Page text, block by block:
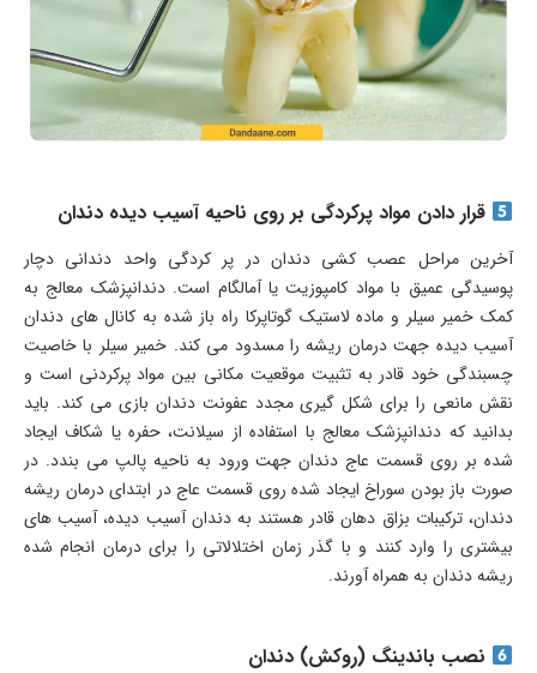
قرار دادن مواد پرکردگی بر روی ناحیه آسیب دیده دندان
آخرین مراحل عصب کشی دندان در پر کردگی واحد دندانی دچار
پوسیدگی عمیق با مواد کامپوزیت یا آمالگام است. دندانپزشک معالج به
کمک خمیر سیلر و ماده لاستیک گوتاپرکا راه باز شده به کانال های دندان
آسیب دیده جهت درمان ریشه را مسدود می کند. خمیر سیلر با خاصیت
چسبندگی خود قادر به تثبیت موقعیت مکانی بین مواد پرکردنی است و
نقش مانعی را برای شکل گیری مجدد عفونت دندان بازی می کند. باید
بدانید که دندانپزشک معالج با استفاده از سیلانت، حفره یا شکاف ایجاد
شده بر روی قسمت عاج دندان جهت ورود به ناحیه پالپ می بندد. در
صورت باز بودن سوراخ ایجاد شده روی قسمت عاج در ابتدای درمان ریشه
دندان، ترکیبات بزاق دهان قادر هستند به دندان آسیب دیده، آسیب های
بیشتری را وارد کنند و با گذر زمان اختلالاتی را برای درمان انجام شده
ریشه دندان به همراه آورند.
نصب باندینگ (روکش) دندان